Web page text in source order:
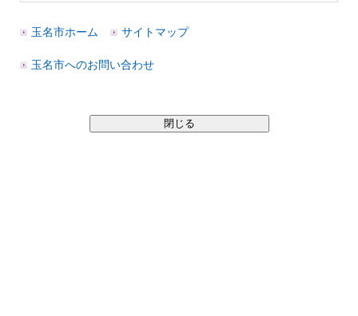
玉名市ホーム サイトマップ
玉名市へのお問い合わせ